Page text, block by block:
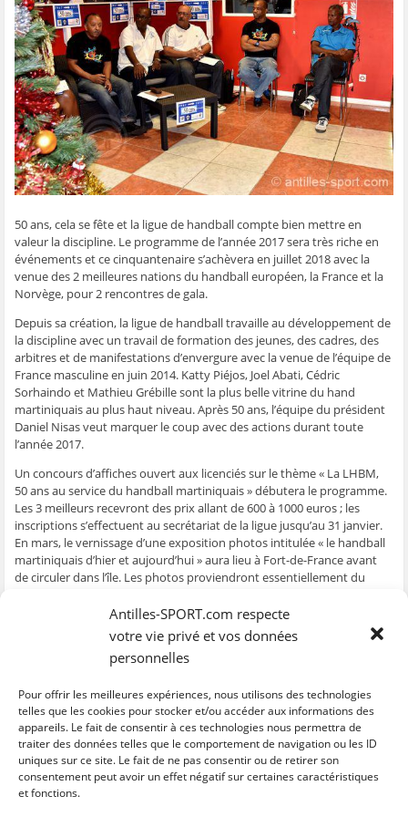
Antilles-SPORT.com respecte
votre vie privé et vos données
personnelles
Pour offrir les meilleures expériences, nous utilisons des technologies
telles que les cookies pour stocker et/ou accéder aux informations des
appareils. Le fait de consentir à ces technologies nous permettra de
traiter des données telles que le comportement de navigation ou les ID
uniques sur ce site. Le fait de ne pas consentir ou de retirer son
consentement peut avoir un effet négatif sur certaines caractéristiques
et fonctions.
e
r
s
u
r
F
a
c
e
b
o
o
k
(
u
v
r
d
a
n
u
n
e
n
u
v
e
l
e
f
e
n
ê
t
e
r
s
u
r
T
w
i
t
t
e
r
(
o
u
v
r
e
a
n
s
n
e
n
o
v
e
l
e
f
e
n
ê
t
r
e
r
s
u
r
W
h
a
t
s
A
p
p
o
u
r
d
a
n
u
n
e
u
v
e
l
e
f
e
n
ê
t
e
r
s
u
r
S
k
y
p
e
(
o
u
v
e
d
a
s
u
n
n
o
u
l
l
e
e
n
ê
t
r
e
)
r
p
a
m
a
i
l
à
u
a
m
i
(
o
v
r
e
d
a
n
s
e
n
o
v
e
l
l
e
f
e
r
e
)
50 ans, cela se fête et la ligue de handball compte bien mettre en
valeur la discipline. Le programme de l’année 2017 sera très riche en
événements et ce cinquantenaire s’achèvera en juillet 2018 avec la
venue des 2 meilleures nations du handball européen, la France et la
Norvège, pour 2 rencontres de gala.
Depuis sa création, la ligue de handball travaille au développement de
la discipline avec un travail de formation des jeunes, des cadres, des
arbitres et de manifestations d’envergure avec la venue de l’équipe de
France masculine en juin 2014. Katty Piéjos, Joel Abati, Cédric
Sorhaindo et Mathieu Grébille sont la plus belle vitrine du hand
martiniquais au plus haut niveau. Après 50 ans, l’équipe du président
Daniel Nisas veut marquer le coup avec des actions durant toute
l’année 2017.
Un concours d’affiches ouvert aux licenciés sur le thème « La LHBM,
50 ans au service du handball martiniquais » débutera le programme.
Les 3 meilleurs recevront des prix allant de 600 à 1000 euros ; les
inscriptions s’effectuent au secrétariat de la ligue jusqu’au 31 janvier.
En mars, le vernissage d’une exposition photos intitulée « le handball
martiniquais d’hier et aujourd’hui » aura lieu à Fort-de-France avant
de circuler dans l’île. Les photos proviendront essentiellement du
poursuivront en avril avec un tournoi international, le HandZAG qui
réunira le Canada, le Québec, la Guadeloupe et la Martinique chez les
filles ainsi que le Québec, la Guadeloupe et la Martinique, chez les
garçons. Ce 1er semestre 2017 bien remplie se terminera en juillet
Sorhaindo. D’autres activités sont prévues au 2nd semestre.
C
l
C
l
C
l
i
C
l
C
l